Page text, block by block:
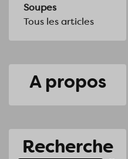
Soupes
Tous les articles
A propos
Recherche